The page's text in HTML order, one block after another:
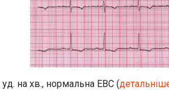
на хв., нормальна ЕВС (